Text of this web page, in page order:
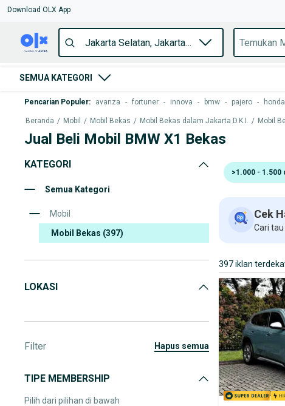
Download OLX App
SEMUA KATEGORI
Pencarian Populer: avanza - fortuner - innova - bmw - pajero -
Beranda / Mobil / Mobil Bekas / Mobil Bekas dalam Jakarta D.K.I. / Mobil
Jual Beli Mobil BMW X1 Bekas
KATEGORI
Semua Kategori
Mobil
Mobil Bekas (397)
LOKASI
Filter hapus semua
TIPE MEMBERSHIP
Pilih dari pilihan di bawah
>1.000 - 1.500
Cek
Cari
397 iklan